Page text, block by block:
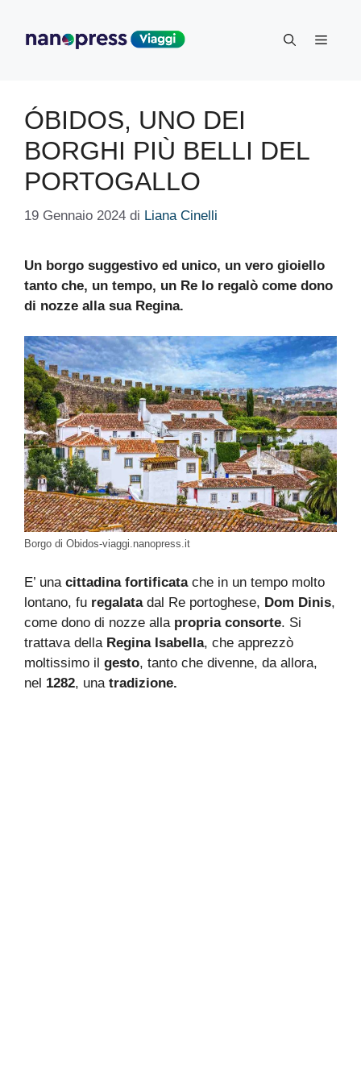
contenuto
Menu
ÓBIDOS, UNO DEI
BORGHI PIÙ BELLI DEL
PORTOGALLO
19 Gennaio 2024 di Liana Cinelli
Un borgo suggestivo ed unico, un vero gioiello
tanto che, un tempo, un Re lo regalò come dono
di nozze alla sua Regina.
Borgo di Obidos-viaggi.nanopress.it
E’ una cittadina fortificatache in un tempo molto
lontano, fu regalatadal Re portoghese, Dom Dinis,
come dono di nozze alla propria consorte. Si
trattava della Regina Isabella, che apprezzò
moltissimo il gesto, tanto che divenne, da allora,
nel 1282, una tradizione.